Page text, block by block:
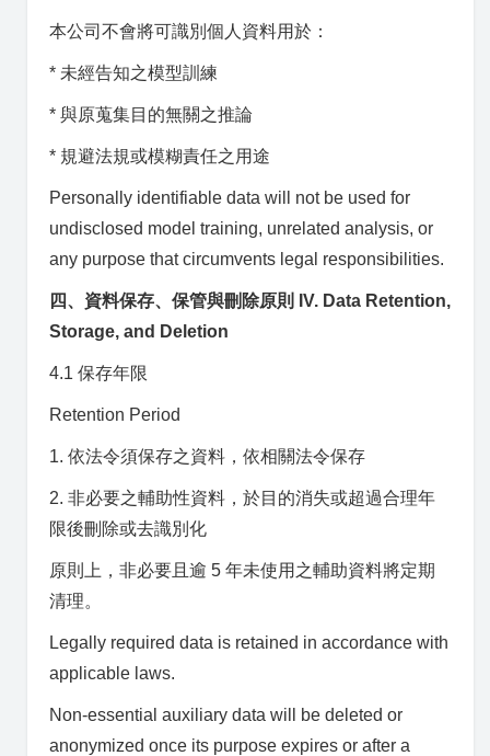
本公司不會將可識別個人資料用於：
* 未經告知之模型訓練
* 與原蒐集目的無關之推論
* 規避法規或模糊責任之用途
Personally identifiable data will not be used for
undisclosed model training, unrelated analysis, or
any purpose that circumvents legal responsibilities.
四、資料保存、保管與刪除原則 IV. Data Retention,
Storage, and Deletion
4.1 保存年限
Retention Period
1. 依法令須保存之資料，依相關法令保存
2. 非必要之輔助性資料，於目的消失或超過合理年
限後刪除或去識別化
原則上，非必要且逾 5 年未使用之輔助資料將定期
清理。
Legally required data is retained in accordance with
applicable laws.
Non-essential auxiliary data will be deleted or
anonymized once its purpose expires or after a